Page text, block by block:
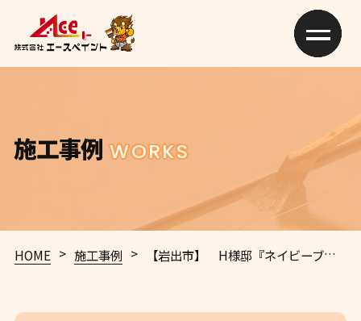
施工事例 WORKS
HOME > 施工事例 > 【岩出市】 H様邸 『ネイビーブルーの外壁にダークグレーの屋根が重厚感溢れる素敵な仕上がりに…✧₊°』ウルトラTOP塗布